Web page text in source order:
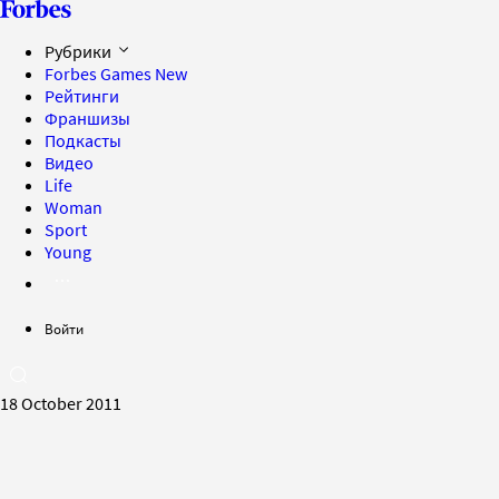
Рубрики
Forbes Games New
Рейтинги
Франшизы
Подкасты
Видео
Life
Woman
Sport
Young
Войти
18 October 2011